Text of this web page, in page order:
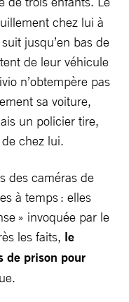
chez lui à
jusqu’en bas de
de leur véhicule
n’obtempère pas
sa voiture,
un policier tire,
chez lui.
des caméras de
à temps : elles
» invoquée par le
les faits, le
de prison pour